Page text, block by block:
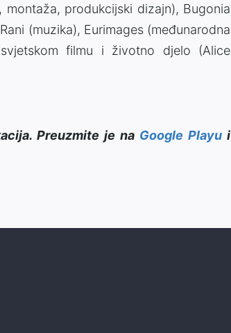
produkcijski dizajn), Bugonia
(muzika), Eurimages (međunarodna
filmu i životno djelo (Alice
Preuzmite je na Google Playui